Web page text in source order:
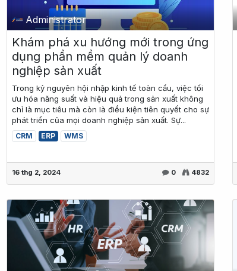
Administrator
Khám phá xu hướng mới trong ứng
dụng phần mềm quản lý doanh
nghiệp sản xuất
Trong kỷ nguyên hội nhập kinh tế toàn cầu, việc tối
ưu hóa năng suất và hiệu quả trong sản xuất không
chỉ là mục tiêu mà còn là điều kiện tiên quyết cho sự
phát triển của mọi doanh nghiệp sản xuất. Sự...
CRM ERP WMS
16 thg 2, 2024 0 4832